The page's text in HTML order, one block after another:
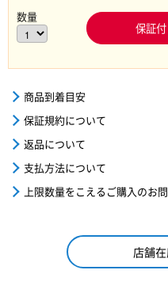
数量
保証
商品到着目安
保証規約について
返品について
支払方法について
上限数量をこえるご購入のお
店舗